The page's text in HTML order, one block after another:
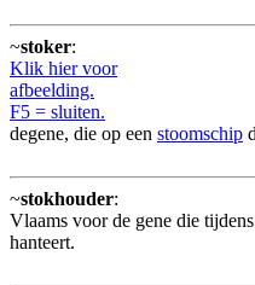
~stoker:
Klik hier voor
afbeelding.
F5 = sluiten.
degene, die op een stoomschip
~stokhouder:
Vlaams voor de gene die
hanteert.